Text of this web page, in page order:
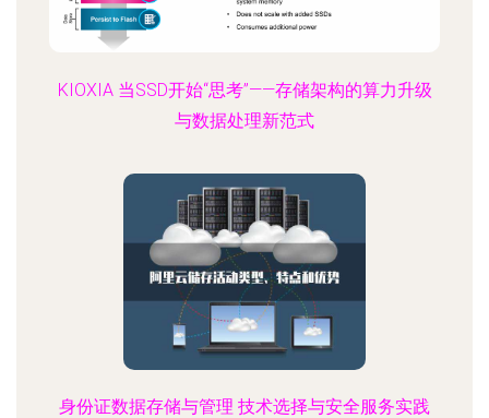
KIOXIA 当SSD开始“思考”——存储架构的算力升级
与数据处理新范式
身份证数据存储与管理 技术选择与安全服务实践